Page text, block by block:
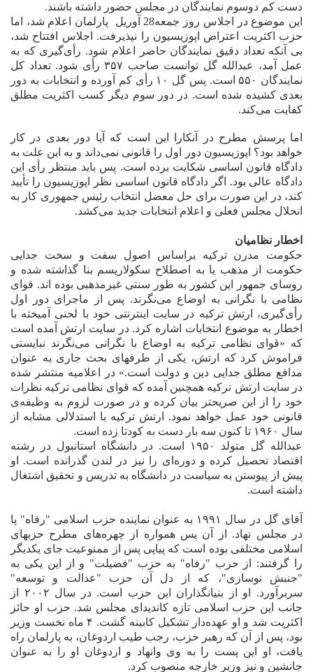
دست کم دوسوم نمایندگان در مجلس حضور داشته باشند.
این موضوع در اجلاس روز جمعه28 آوریل
پارلمان اعلام شد، اما
حزب اکثریت اعتراض اپوزیسیون را نپذیرفت. اجلاس افتتاح شد،
بی آنکه تعداد دقیق نمایندگان حاضر اعلام شود. رأی‌گیری که به
عمل آمد، عبدالله گل توانست صاحب ۳۵۷ رأی شود. تعداد کل
نمایندگان ۵۵۰ است. پس گل ۱۰ رأی کم آورده و انتخابات به دور
بعدی کشیده شده است. در دور سوم دیگر کسب اکثریت مطلق
کفایت می‌کند.
اما پرسش مطرح در آنکارا این است که آیا دور بعدی‌ در کار
خواهد بود؟ اپوزیسیون دور اول را قانونی نمی‌داند و به این علت به
دادگاه قانون اساسی شکایت برده است. پس باید منتظر رأی این
دادگاه عالی بود. اگر دادگاه قانون اساسی نظر اپوزیسیون را تأیید
کند، در این صورت برای حل معضل انتخاب رئیس جمهوری کار به
انحلال مجلس فعلی و اعلام انتخابات جدید می‌کشد.
اخطار نظامیان
حکومت مدرن ترکیه براساس اصول سفت و سخت جدایی
حکومت از مذهب یا به اصطلاح سکولاریسم بنا گذاشته شده و
روسای جمهور این کشور به طور سنتی غیرمذهبی بوده اند. قوای
نظامی با نگرانی به اوضاع می‌نگرند. پس از ماجرای دور اول
رأی‌گیری، ارتش ترکیه در سایت اینترنتی خود با لحنی آمیخته با
اخطار به موضوع انتخابات اشاره کرد. در سایت ارتش آمده است
که «قوای نظامی ترکیه به اوضاع با نگرانی می‌نگرند نبایستی
فراموش کرد که ارتش، یکی از طرفهای بحث جاری به عنوان
مدافع مطلق جدایی دین و دولت است.» در اعلامیه‌ منتشر شده
در سایت ارتش ترکیه همچنین آمده که قوای نظامی ترکیه نظرات
خود را از این صریحتر بیان کرده و در صورت لزوم به وظیفه‌ی
قانونی خود عمل خواهد نمود. ارتش ترکیه با استدلالی مشابه از
سال ۱۹۶۰ تا کنون سه بار دست به کودتا زده است.
عبدالله گل متولد ۱۹۵۰ است. در دانشگاه استانبول در رشته
اقتصاد تحصیل کرده و دوره‌ای را نیز در لندن گذرانده است. او
پیش از پیوستن به سیاست در دانشگاه به تدریس و تحقیق اشتغال
داشته است.
آقای گل در سال ۱۹۹۱ به عنوان نماینده‌ حزب اسلامی "رفاه" پا
در مجلس نهاد. از آن پس همواره از چهره‌های مطرح حزبهای
اسلامی مختلفی بوده است که پیاپی پس از ممنوعیت جای یکدیگر
را گرفتند: از حزب "رفاه" به حزب "فضیلت" و از این یکی به
"جنبش نوسازی"، که از دل آن حزب "عدالت و توسعه"
سربرآورد. او از بنیانگذاران این حزب است. در سال ۲۰۰۲ از
جانب این حزب اسلامی تازه کاندیدای مجلس شد. حزب او حائز
اکثریت شد و او عهده‌دار تشکیل کابینه گشت. ۴ ماه نخست وزیر
بود، پس از آن که رهبر حزب، رجب طیب اردوغان، به پارلمان راه
یافت، او این پست را به وی وانهاد و اردوغان او را به عنوان
جانشین و نیز وزیر خارجه منصوب کرد.